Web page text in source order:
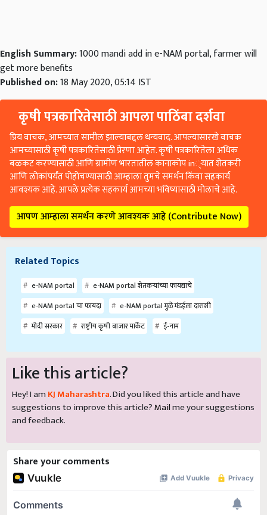
English Summary:1000 mandi add in e-NAM portal, farmer will
get more benefits
Published on:18 May 2020, 05:14 IST
कृषी पत्रकारितेसाठी आपला पाठिंबा दर्शवा
प्रिय वाचक, आमच्यात सामील झाल्याबद्दल धन्यवाद. आपल्यासारखे वाचक
आमच्यासाठी कृषी पत्रकारितेसाठी प्रेरणा आहेत. कृषी पत्रकारितेला अधिक
बळकट करण्यासाठी आणि ग्रामीण भारतातील कानाकोप in्यात शेतकरी
आणि लोकांपर्यंत पोहोचण्यासाठी आम्हाला तुमचे समर्थन किंवा सहकार्य
आवश्यक आहे. आपले प्रत्येक सहकार्य आमच्या भविष्यासाठी मोलाचे आहे.
आपण आम्हाला समर्थन करणे आवश्यक आहे (Contribute Now)
Related Topics
e-NAM portal
e-NAM portal शेतकऱ्यांच्या फायद्याचे
e-NAM portal चा फायदा
e-NAM portal मुळे मंडईला दाराशी
मोदी सरकार
राष्ट्रीय कृषी बाजार मार्केट ई-नाम
Like this article?
Hey! I am KJ Maharashtra. Did you liked this article and have
suggestions to improve this article?Mailme your suggestions
and feedback.
Share your comments